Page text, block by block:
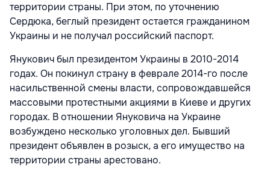
территории страны. При этом, по уточнению
Сердюка, беглый президент остается гражданином
Украины и не получал российский паспорт.
Янукович был президентом Украины в 2010-2014
годах. Он покинул страну в феврале 2014-го после
насильственной смены власти, сопровождавшейся
массовыми протестными акциями в Киеве и других
городах. В отношении Януковича на Украине
возбуждено несколько уголовных дел. Бывший
президент объявлен в розыск, а его имущество на
территории страны арестовано.